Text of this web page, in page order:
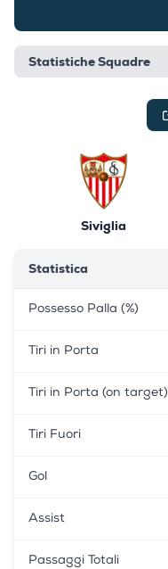
Statistiche Squadre
Siviglia
Statistica
Possesso Palla (%)
Tiri in Porta
Tiri in Porta (on target)
Tiri Fuori
Gol
Assist
Passaggi Totali